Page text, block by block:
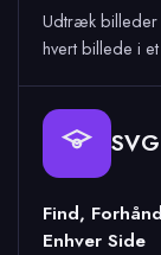
Udtræk billeder
hvert billede i
Find,
Enhver Side